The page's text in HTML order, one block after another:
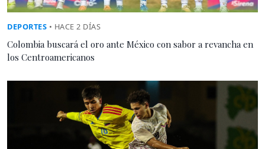
DEPORTES • HACE 2 DÍAS
Colombia buscará el oro ante México con sabor a revancha en
los Centroamericanos